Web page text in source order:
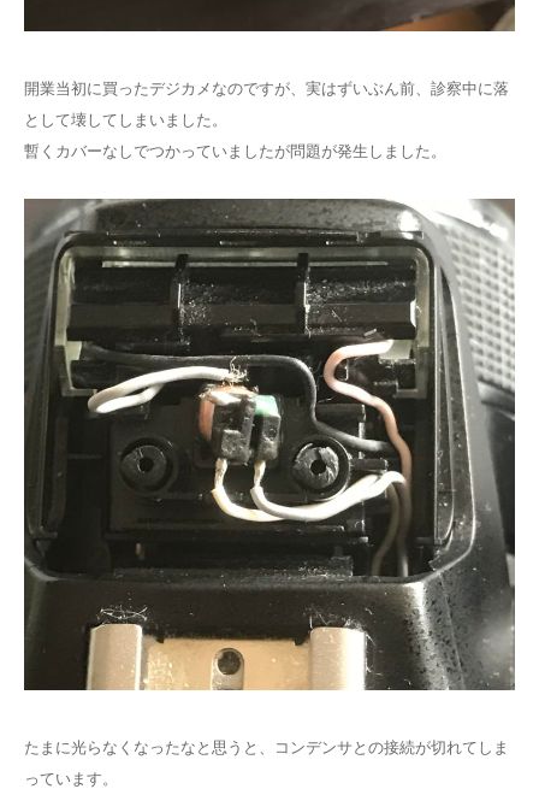
開業当初に買ったデジカメなのですが、実はずいぶん前、診察中に落
として壊してしまいました。
暫くカバーなしでつかっていましたが問題が発生しました。
たまに光らなくなったなと思うと、コンデンサとの接続が切れてしま
っています。